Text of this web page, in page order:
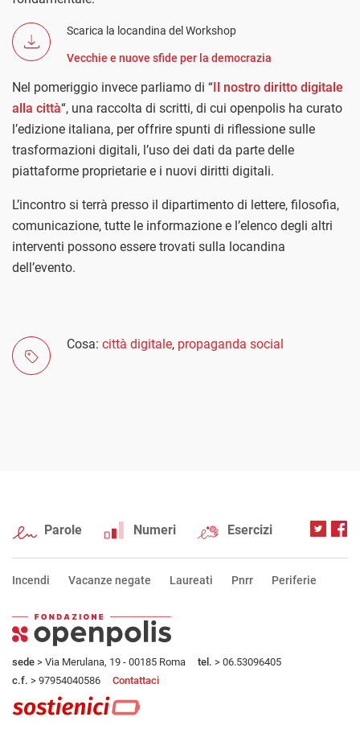
Scarica la locandina del Workshop
Vecchie e nuove sfide per la democrazia
Nel pomeriggio invece parliamo di “Il nostro diritto digitale
alla città“, una raccolta di scritti, di cui openpolis ha curato
l’edizione italiana, per offrire spunti di riflessione sulle
trasformazioni digitali, l’uso dei dati da parte delle
piattaforme proprietarie e i nuovi diritti digitali.
L’incontro si terrà presso il dipartimento di lettere, filosofia,
comunicazione, tutte le informazione e l’elenco degli altri
interventi possono essere trovati sulla locandina
dell’evento.
Cosa: città digitale, propaganda social
Parole Numeri Esercizi
Incendi Vacanze negate Laureati Pnrr Periferie
sede > Via Merulana, 19 - 00185 Roma tel. > 06.53096405
c.f. > 97954040586 Contattaci